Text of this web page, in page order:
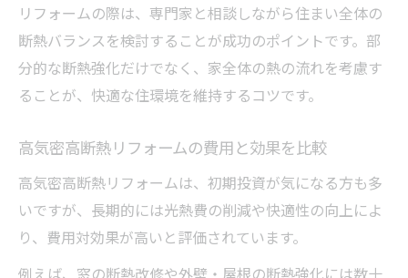
リフォームの際は、専門家と相談しながら住まい全体の
断熱バランスを検討することが成功のポイントです。部
分的な断熱強化だけでなく、家全体の熱の流れを考慮す
ることが、快適な住環境を維持するコツです。
高気密高断熱リフォームの費用と効果を比較
高気密高断熱リフォームは、初期投資が気になる方も多
いですが、長期的には光熱費の削減や快適性の向上によ
り、費用対効果が高いと評価されています。
例えば、窓の断熱改修や外壁・屋根の断熱強化には数十